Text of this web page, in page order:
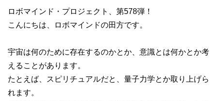
ロボマインド・プロジェクト、第578弾！
こんにちは、ロボマインドの田方です。
宇宙は何のために存在するのかとか、意識とは何かとか考
えることがあります。
たとえば、スピリチュアルだと、量子力学とか取り上げら
れます。